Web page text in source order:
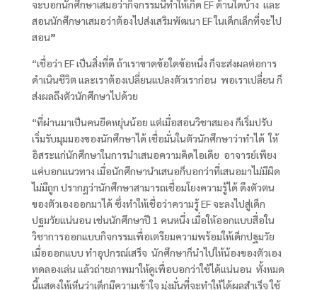
จะบอกนักศึกษาเสมอว่ากิจกรรมนี้ทำให้เกิด EFด้านใดบ้าง และ
สอนนักศึกษาเสมอว่าต้องไปส่งเสริมพัฒนา EFในเด็กเล็กที่จะไป
สอน”
“เชื่อว่า EFเป็นสิ่งที่ดี ถ้าเราขาดข้อใดข้อหนึ่ง ก็จะส่งผลต่อการ
ดำเนินชีวิต และเราต้องเปลี่ยนแปลงตัวเราก่อน พอเราเปลี่ยน ก็
ส่งผลถึงตัวนักศึกษาไปด้วย
“ที่ผ่านมาเป็นคนยืดหยุ่นน้อย แต่เมื่อสอนวิชาสมอง ก็เริ่มปรับ
เริ่มรับมุมมองของนักศึกษาได้ เชื่อมั่นในตัวนักศึกษาว่าทำได้ ให้
อิสระแก่นักศึกษาในการนำเสนอความคิดไอเดีย อาจารย์เพียง
แค่บอกแนวทาง เมื่อนักศึกษานำเสนอก็บอกว่าที่เสนอมาไม่มีผิด
ไม่มีถูก ปรากฏว่านักศึกษาสามารถเชื่อมโยงความรู้ได้ ดึงตัวตน
ของตัวเองออกมาได้ ซึ่งทำให้เชื่อว่าความรู้ EFจะลงไปสู่เด็ก
ปฐมวัยแน่นอน เช่นนักศึกษาปี 1 คนหนึ่ง เมื่อให้ออกแบบสื่อใน
วิชาการออกแบบกิจกรรมเพื่อเตรียมความพร้อมให้เด็กปฐมวัย
เมื่อออกแบบ ทำอุปกรณ์เสร็จ นักศึกษาก็นำไปให้น้องของตัวเอง
ทดลองเล่น แล้วถ่ายภาพมาให้ดูเพื่อบอกว่าใช้ได้แน่นอน ทั้งหมด
นี้แสดงให้เห็นว่าเด็กมีความเข้าใจ มุ่งมั่นที่จะทำให้ได้ผลสำเร็จ ใช้